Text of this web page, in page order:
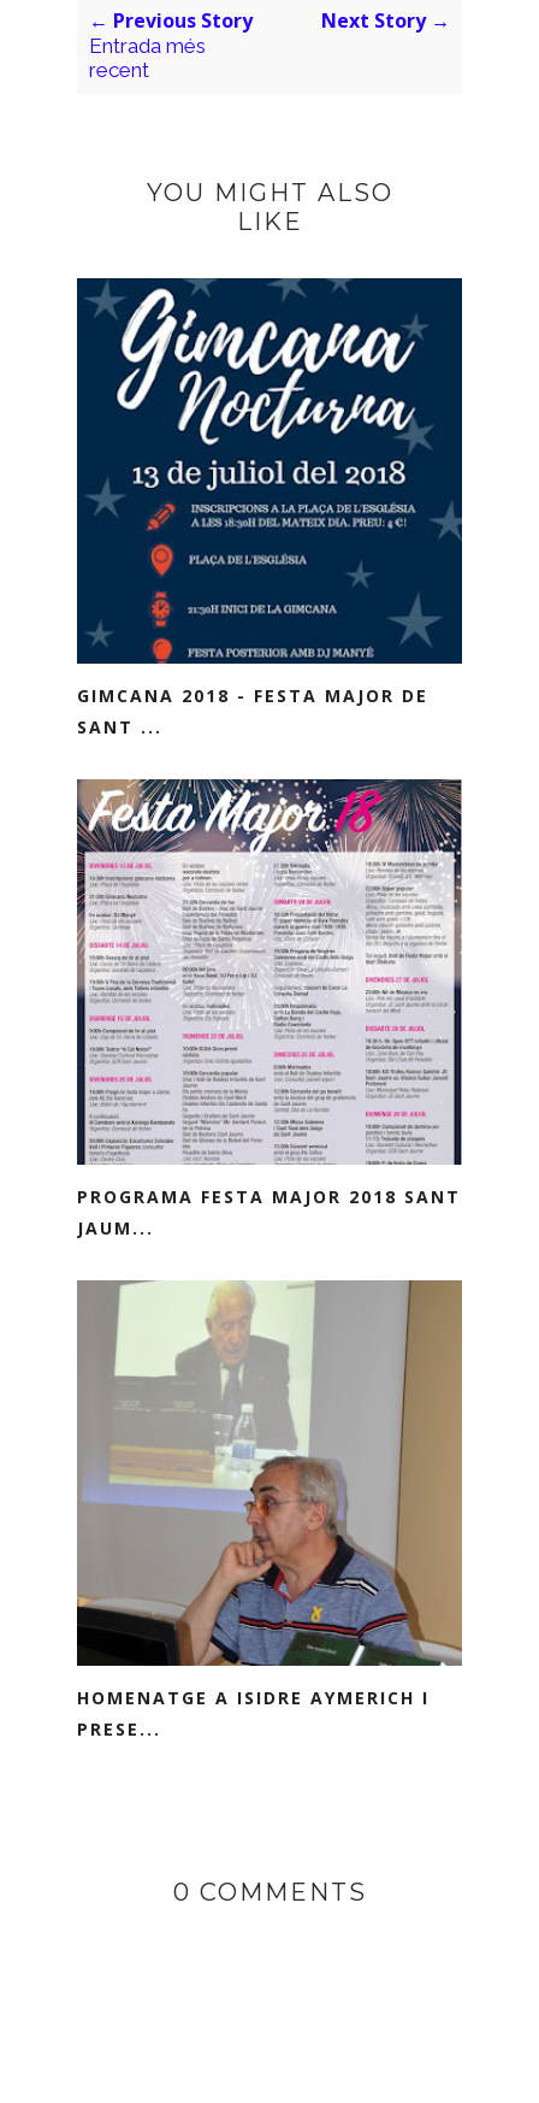
← Previous Story
Entrada més
recent
Next Story →
YOU MIGHT ALSO
LIKE
GIMCANA 2018 - FESTA MAJOR DE
SANT ...
PROGRAMA FESTA MAJOR 2018 SANT
JAUM...
HOMENATGE A ISIDRE AYMERICH I
PRESE...
0 COMMENTS